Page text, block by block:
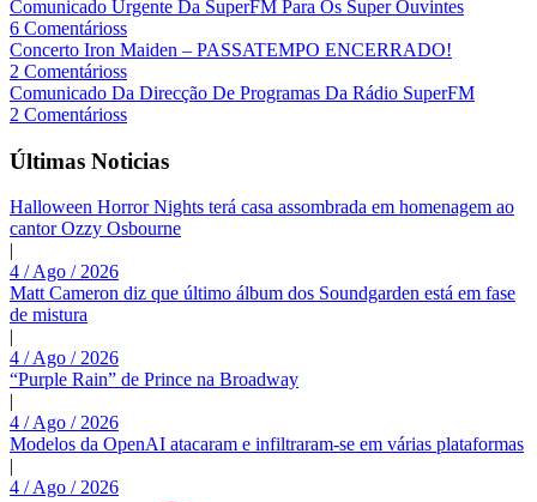
Comunicado Urgente Da SuperFM Para Os Super Ouvintes
6 Comentárioss
Concerto Iron Maiden – PASSATEMPO ENCERRADO!
2 Comentárioss
Comunicado Da Direcção De Programas Da Rádio SuperFM
2 Comentárioss
Últimas Noticias
Halloween Horror Nights terá casa assombrada em homenagem ao
cantor Ozzy Osbourne
|
4 / Ago / 2026
Matt Cameron diz que último álbum dos Soundgarden está em fase
de mistura
|
4 / Ago / 2026
“Purple Rain” de Prince na Broadway
|
4 / Ago / 2026
Modelos da OpenAI atacaram e infiltraram-se em várias plataformas
|
4 / Ago / 2026